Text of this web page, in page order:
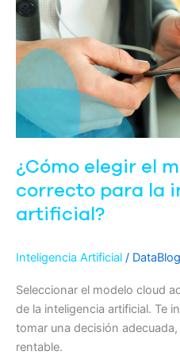
¿Cómo elegir el
correcto para la
artificial?
Inteligencia Artificial / DataBlog
Seleccionar el modelo cloud
de la inteligencia artificial. Te
tomar una decisión
rentable.
el
modelo
cloud
correcto
para
la
inteligencia